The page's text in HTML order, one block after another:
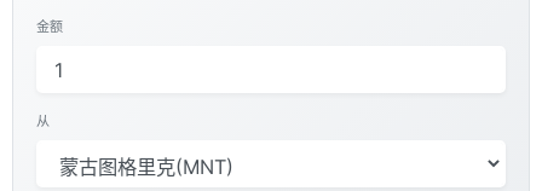
金额
从